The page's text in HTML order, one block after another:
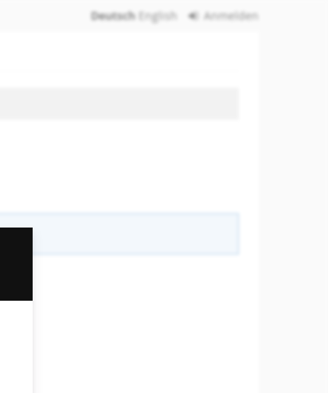
Deutsch English Anmelden